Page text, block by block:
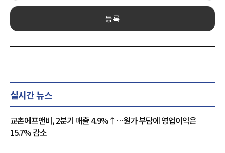
등록
실시간 뉴스
교촌에프앤비, 2분기 매출 4.9%↑…원가 부담에 영업이익은
15.7% 감소